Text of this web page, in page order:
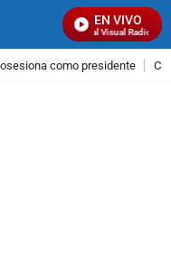
EN VIVO
Señal Visual Radio
como presidente